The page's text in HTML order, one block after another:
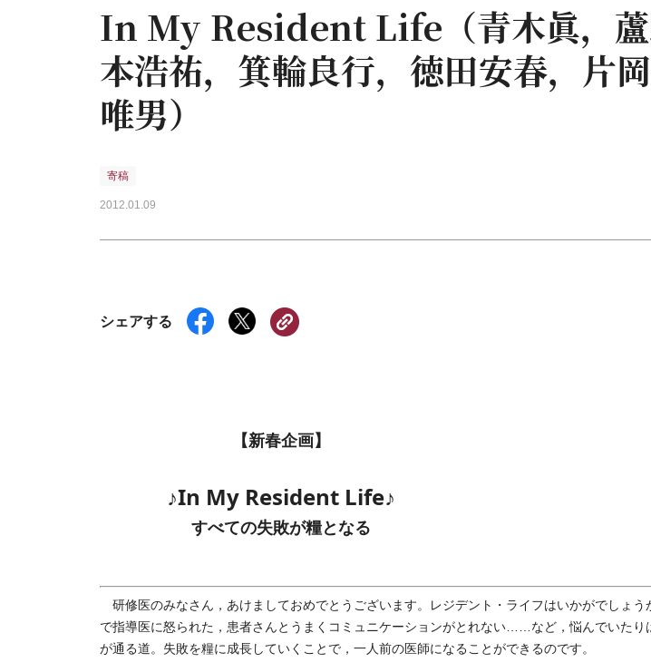
In My Resident Life（青木眞，蘆
本浩祐，箕輪良行，徳田安春，片
唯男）
寄稿
2012.01.09
シェアする
【新春企画】
♪In My Resident Life♪
すべての失敗が糧となる
研修医のみなさん，あけましておめでとうございます。レジデント・ライフはいかがでしょ
で指導医に怒られた，患者さんとうまくコミュニケーションがとれない……など，悩んでいた
が通る道。失敗を糧に成長していくことで，一人前の医師になることができるのです。